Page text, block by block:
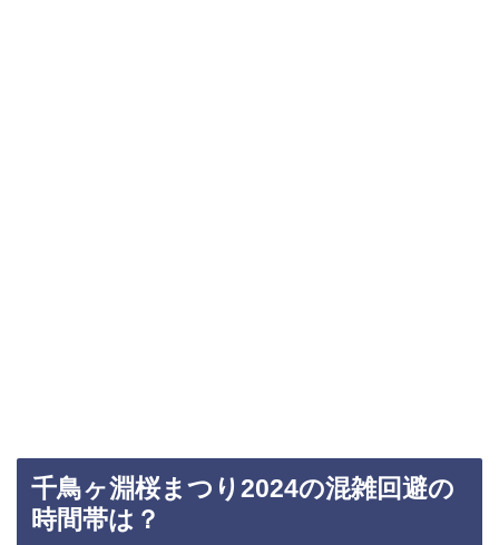
千鳥ヶ淵桜まつり2024の混雑回避の
時間帯は？